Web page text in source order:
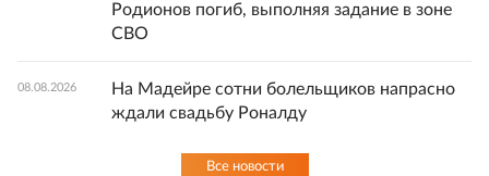
Родионов погиб, выполняя задание в зоне
СВО
08.08.2026
На Мадейре сотни болельщиков напрасно
ждали свадьбу Роналду
Все новости